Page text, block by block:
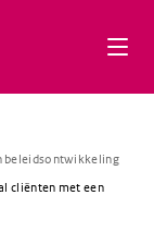
beleidsontwikkeling
cliënten met een